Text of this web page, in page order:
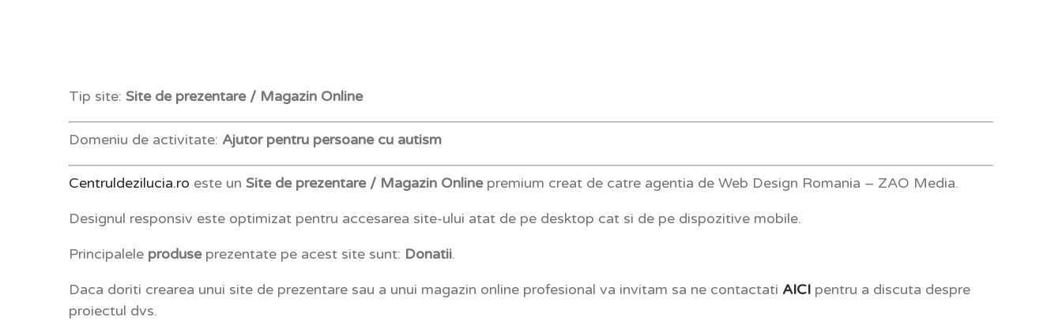
Tip site: Site de prezentare / Magazin Online
Domeniu de activitate: Ajutor pentru persoane cu autism
Centruldezilucia.ro este un Site de prezentare / Magazin Onlinepremium creat de catre agentia de Web Design Romania – ZAO Media.
Designul responsiv este optimizat pentru accesarea site-ului atat de pe desktop cat si de pe dispozitive mobile.
Principalele produseprezentate pe acest site sunt: Donatii.
Daca doriti crearea unui site de prezentare sau a unui magazin online profesional va invitam sa ne contactati AICI pentru a discuta despre
proiectul dvs.